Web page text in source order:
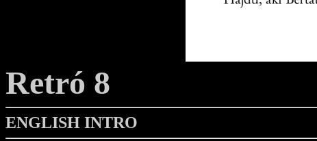
Retró 8
ENGLISH INTRO